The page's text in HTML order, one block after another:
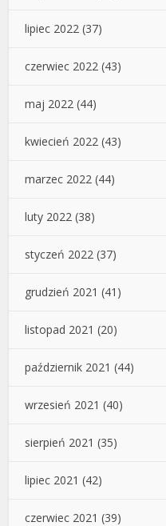
lipiec 2022 (37)
czerwiec 2022 (43)
maj 2022 (44)
kwiecień 2022 (43)
marzec 2022 (44)
luty 2022 (38)
styczeń 2022 (37)
grudzień 2021 (41)
listopad 2021 (20)
październik 2021 (44)
wrzesień 2021 (40)
sierpień 2021 (35)
lipiec 2021 (42)
czerwiec 2021 (39)